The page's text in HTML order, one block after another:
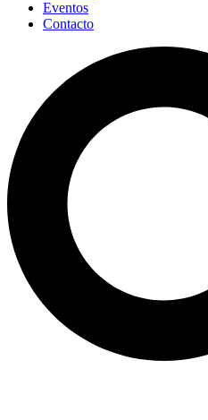
Eventos
Contacto